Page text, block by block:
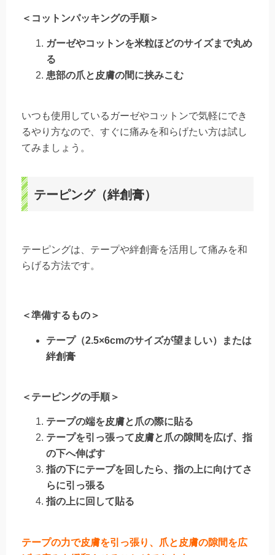
＜コットンパッキングの手順＞
ガーゼやコットンを米粒ほどのサイズまで丸め
る
患部の爪と皮膚の間に挟みこむ
いつも使用しているガーゼやコットンで気軽にでき
るやり方なので、すぐに痛みを和らげたい方は試し
てみましょう。
テーピング（絆創膏）
テーピングは、テープや絆創膏を活用して痛みを和
らげる方法です。
＜準備するもの＞
テープ（2.5×6cmのサイズが望ましい）または
絆創膏
＜テーピングの手順＞
テープの端を皮膚と爪の際に貼る
テープを引っ張って皮膚と爪の隙間を広げ、指
の下へ伸ばす
指の下にテープを回したら、指の上に向けてさ
らに引っ張る
指の上に回して貼る
テープの力で皮膚を引っ張り、爪と皮膚の隙間を広